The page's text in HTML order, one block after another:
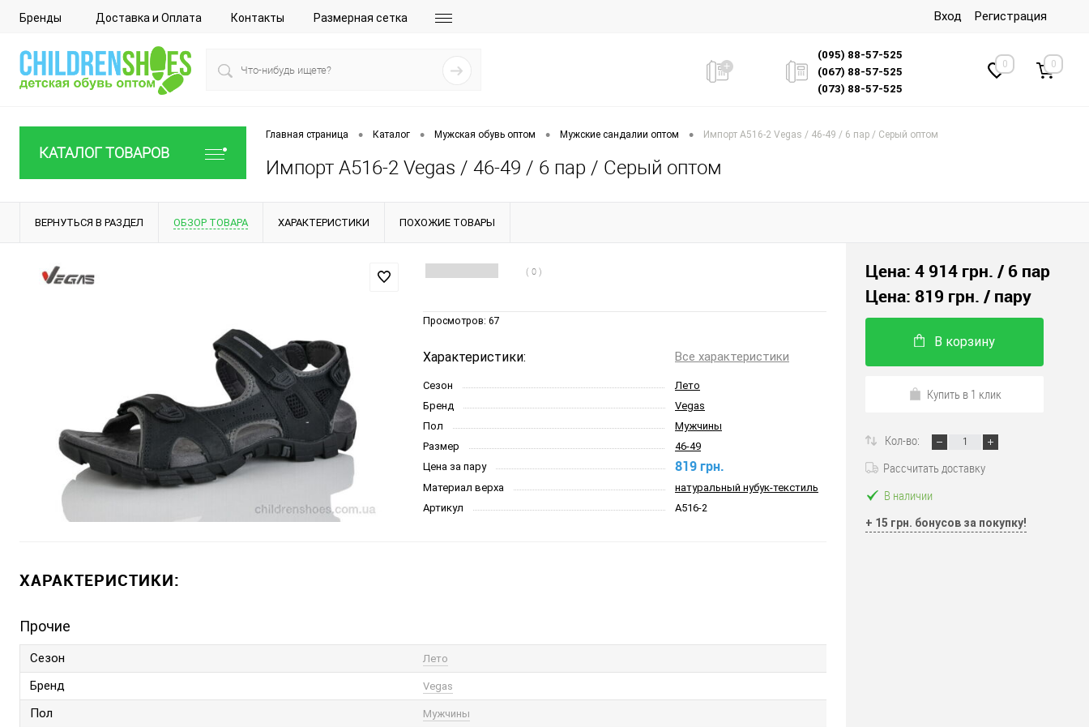
Бренды Доставка и Оплата Контакты Размерная сетка Вход Регистрация
(095) 88-57-525
(067) 88-57-525
(073) 88-57-525
0 0
КАТАЛОГ ТОВАРОВ
Главная страница • Каталог • Мужская обувь оптом • Мужские сандалии оптом • Импорт A516-2 Vegas / 46-49 / 6 пар / Серый оптом
Импорт A516-2 Vegas / 46-49 / 6 пар / Серый оптом
ВЕРНУТЬСЯ В РАЗДЕЛ ОБЗОР ТОВАРА ХАРАКТЕРИСТИКИ ПОХОЖИЕ ТОВАРЫ
( 0 )
Просмотров: 67
Характеристики: Все характеристики
Сезон
Лето
Бренд
Vegas
Пол
Мужчины
Размер
46-49
Цена за пару
819 грн.
Материал верха
натуральный нубук-текстиль
Артикул
A516-2
ХАРАКТЕРИСТИКИ:
Прочие
Сезон Лето
Бренд Vegas
Пол Мужчины
Цена: 4 914 грн. / 6 пар
Цена: 819 грн. / пару
В корзину
Купить в 1 клик
Кол-во:
Рассчитать доставку
В наличии
+ 15 грн. бонусов за покупку!